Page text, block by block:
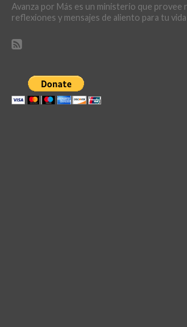
Avanza por Más es un ministerio que provee
reflexiones y mensajes de aliento para tu